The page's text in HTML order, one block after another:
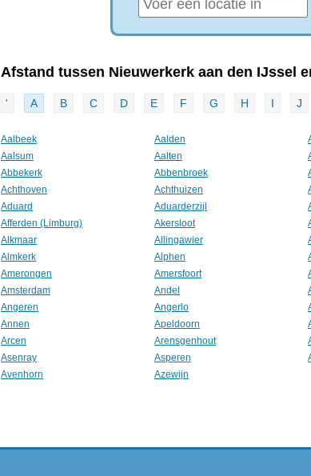
Afstand tussen Nieuwerkerk aan den IJssel
' A B C D E F G H I J
Aalbeek Aalden
Aalsum
Aalten
Abbekerk
Abbenbroek
Achthoven
Achthuizen
Aduard
Aduarderzijl
Afferden (Limburg)
Akersloot
Alkmaar
Allingawier
Almkerk
Alphen
Amerongen
Amersfoort
Amsterdam
Andel
Angeren
Angerlo
Annen
Apeldoorn
Arcen
Arensgenhout
Asenray
Asperen
Avenhorn
Azewijn